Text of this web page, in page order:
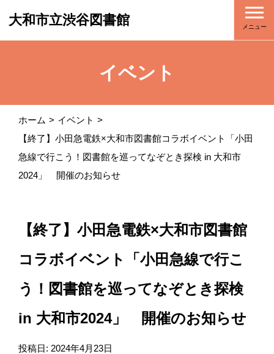
大和市立渋谷図書館 メニュー
イベント
ホーム
イベント
【終了】小田急電鉄×大和市図書館コラボイベント「小田
急線で行こう！図書館を巡ってなぞとき探検 in 大和市
2024」 開催のお知らせ
【終了】小田急電鉄×大和市図書館
コラボイベント「小田急線で行こ
う！図書館を巡ってなぞとき探検
in 大和市2024」 開催のお知らせ
投稿日: 2024年4月23日